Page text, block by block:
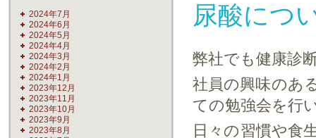
2024年7月
2024年6月
2024年5月
2024年4月
2024年3月
2024年2月
2024年1月
2023年12月
2023年11月
2023年10月
2023年9月
2023年8月
尿酸につ
弊社でも健康診
社員の興味のあ
ての勉強会を行
日々の習慣や食